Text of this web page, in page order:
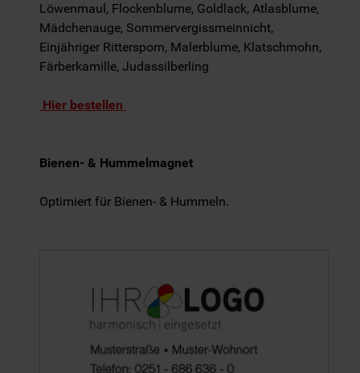
Löwenmaul, Flockenblume, Goldlack, Atlasblume,
Mädchenauge, Sommervergissmeinnicht,
Einjähriger Rittersporn, Malerblume, Klatschmohn,
Färberkamille, Judassilberling
Hier bestellen
Bienen- & Hummelmagnet
Optimiert für Bienen- & Hummeln.